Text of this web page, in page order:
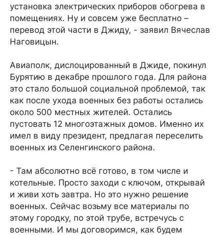
установка электрических приборов обогрева в
помещениях. Ну и совсем уже бесплатно –
перевод этой части в Джиду, - заявил Вячеслав
Наговицын.
Авиаполк, дислоцированный в Джиде, покинул
Бурятию в декабре прошлого года. Для района
это стало большой социальной проблемой, так
как после ухода военных без работы остались
около 500 местных жителей. Остались
пустовать 12 многоэтажных домов. Именно их
имел в виду президент, предлагая переселить
военных из Селенгинского района.
- Там абсолютно всё готово, в том числе и
котельные. Просто заходи с ключом, открывай
и живи хоть завтра. Но это нужно решение
военных. Сейчас возьму все материалы по
этому городку, по этой трубе, встречусь с
военными. И мы договоримся, как будем